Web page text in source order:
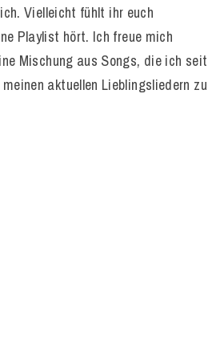
Vielleicht fühlt ihr euch
Playlist hört. Ich freue mich
Mischung aus Songs, die ich seit
aktuellen Lieblingsliedern zu